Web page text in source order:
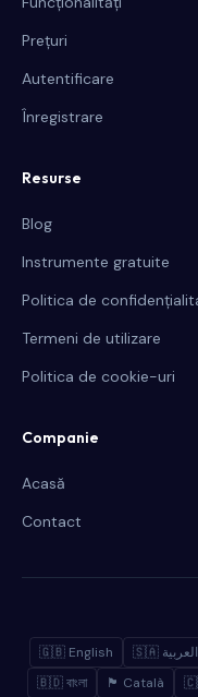
Prețuri
Autentificare
Înregistrare
Resurse
Blog
Instrumente gratuite
Politica de
Termeni de utilizare
Politica de cookie-uri
Companie
Acasă
Contact
🇬🇧 English 🇸🇦 العربية
🇧🇩 বাংলা
🏴 Català